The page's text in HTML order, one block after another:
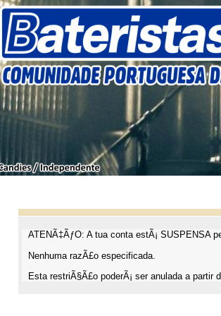
ATENÃ‡ÃƒO: A tua conta estÃ¡ SUSPENSA
Nenhuma razÃ£o especificada.
Esta restriÃ§Ã£o poderÃ¡ ser anulada a partir